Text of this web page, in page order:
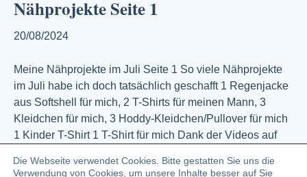
Nähprojekte Seite 1
20/08/2024
Meine Nähprojekte im Juli Seite 1 So viele Nähprojekte
im Juli habe ich doch tatsächlich geschafft 1 Regenjacke
aus Softshell für mich, 2 T-Shirts für meinen Mann, 3
Kleidchen für mich, 3 Hoddy-Kleidchen/Pullover für mich
1 Kinder T-Shirt 1 T-Shirt für mich Dank der Videos auf
…
Die Webseite verwendet Cookies. Bitte gestatten Sie uns die
Verwendung von Cookies, um unsere Inhalte besser auf Sie